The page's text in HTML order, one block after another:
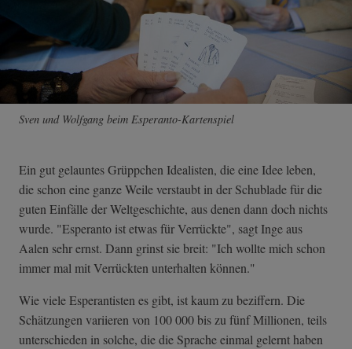
Sven und Wolfgang beim Esperanto-Kartenspiel
Ein gut gelauntes Grüppchen Idealisten, die eine Idee leben,
die schon eine ganze Weile verstaubt in der Schublade für die
guten Einfälle der Weltgeschichte, aus denen dann doch nichts
wurde. "Esperanto ist etwas für Verrückte", sagt Inge aus
Aalen sehr ernst. Dann grinst sie breit: "Ich wollte mich schon
immer mal mit Verrückten unterhalten können."
Wie viele Esperantisten es gibt, ist kaum zu beziffern. Die
Schätzungen variieren von 100 000 bis zu fünf Millionen, teils
unterschieden in solche, die die Sprache einmal gelernt haben